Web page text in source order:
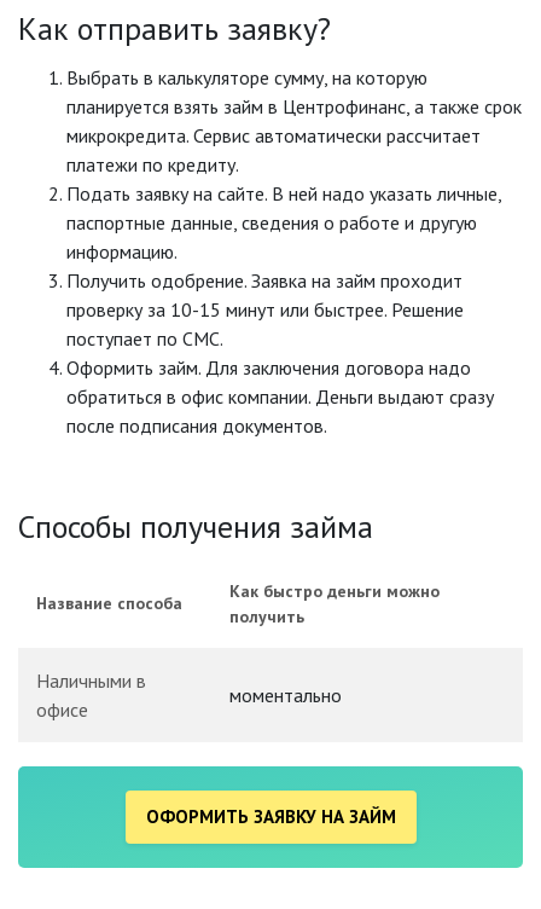
Как отправить заявку?
Выбрать в калькуляторе сумму, на которую
планируется взять займ в Центрофинанс, а также срок
микрокредита. Сервис автоматически рассчитает
платежи по кредиту.
Подать заявку на сайте. В ней надо указать личные,
паспортные данные, сведения о работе и другую
информацию.
Получить одобрение. Заявка на займ проходит
проверку за 10-15 минут или быстрее. Решение
поступает по СМС.
Оформить займ. Для заключения договора надо
обратиться в офис компании. Деньги выдают сразу
после подписания документов.
Способы получения займа
Название способа
Как быстро деньги можно
получить
Наличными в
офисе
моментально
ОФОРМИТЬ ЗАЯВКУ НА ЗАЙМ